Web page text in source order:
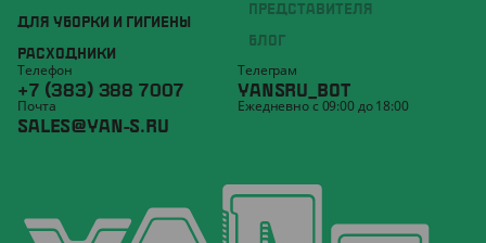
ДЛЯ УБОРКИ И ГИГИЕНЫ
РАСХОДНИКИ
ПРЕДСТАВИТЕЛЯ
БЛОГ
Телефон
+7 (383) 388 7007
Телеграм
YANSRU_BOT
Почта
SALES@YAN-S.RU
Ежедневно с 09:00 до 18:00